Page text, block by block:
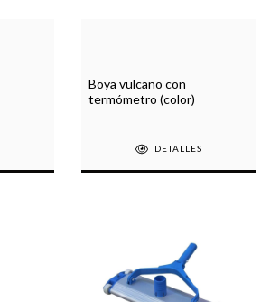
Boya vulcano con
termómetro (color)
DETALLES